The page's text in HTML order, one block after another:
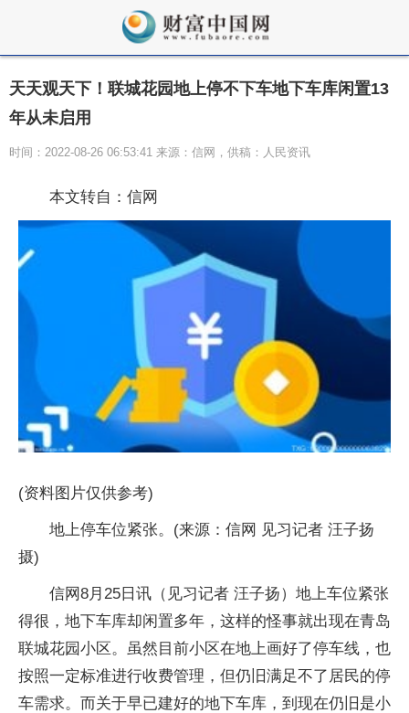
天天观天下！联城花园地上停不下车地下车库闲置13
年从未启用
时间：2022-08-26 06:53:41 来源：信网，供稿：人民资讯
本文转自：信网
(资料图片仅供参考)
地上停车位紧张。(来源：信网 见习记者 汪子扬
摄)
信网8月25日讯（见习记者 汪子扬）地上车位紧张
得很，地下车库却闲置多年，这样的怪事就出现在青岛
联城花园小区。虽然目前小区在地上画好了停车线，也
按照一定标准进行收费管理，但仍旧满足不了居民的停
车需求。而关于早已建好的地下车库，到现在仍旧是小